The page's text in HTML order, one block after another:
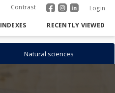
Contrast Login
INDEXES RECENTLY VIEWED
Natural sciences